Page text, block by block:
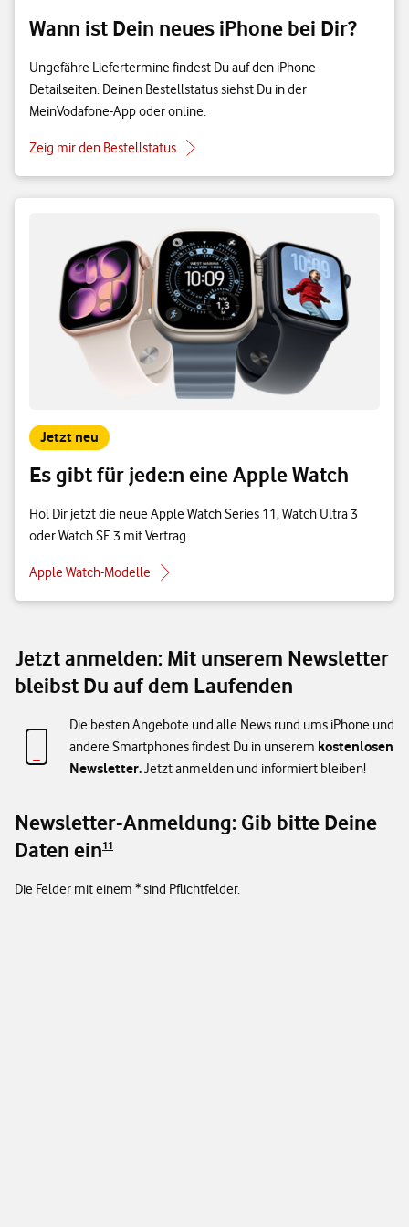
Wann ist Dein neues iPhone bei Dir?
Ungefähre Liefertermine findest Du auf den iPhone-
Detailseiten. Deinen Bestellstatus siehst Du in der
MeinVodafone-App oder online.
Zeig mir den Bestellstatus
Jetzt neu
Es gibt für jede:n eine Apple Watch
Hol Dir jetzt die neue Apple Watch Series 11, Watch Ultra 3
oder Watch SE 3 mit Vertrag.
Apple Watch-Modelle
Jetzt anmelden: Mit unserem Newsletter
bleibst Du auf dem Laufenden
Die besten Angebote und alle News rund ums iPhone und
andere Smartphones findest Du in unserem kostenlosen
Newsletter.Jetzt anmelden und informiert bleiben!
Newsletter-Anmeldung: Gib bitte Deine
Daten ein11
Die Felder mit einem * sind Pflichtfelder.